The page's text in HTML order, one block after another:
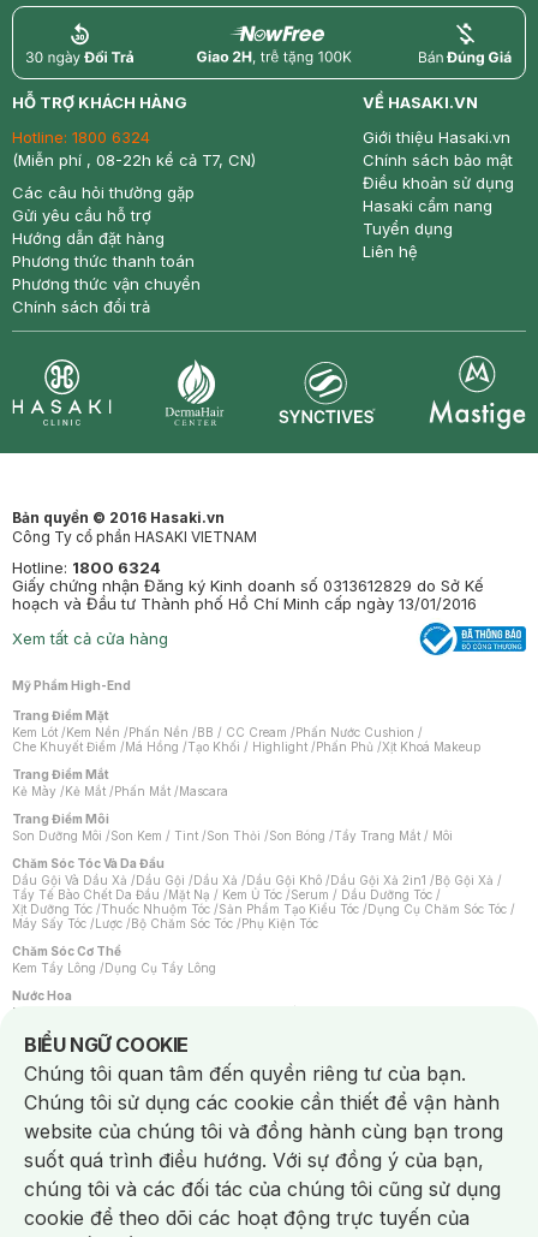
return nowfree price
HỖ TRỢ KHÁCH HÀNG
Hotline: 1800 6324
(Miễn phí , 08-22h kể cả T7, CN)
Các câu hỏi thường gặp
Gửi yêu cầu hỗ trợ
Hướng dẫn đặt hàng
Phương thức thanh toán
Phương thức vận chuyển
Chính sách đổi trả
VỀ HASAKI.VN
Giới thiệu Hasaki.vn
Chính sách bảo mật
Điều khoản sử dụng
Hasaki cẩm nang
Tuyển dụng
Liên hệ
Bản quyền © 2016 Hasaki.vn
Công Ty cổ phần HASAKI VIETNAM
Hotline: 1800 6324
Giấy chứng nhận Đăng ký Kinh doanh số 0313612829 do Sở Kế
hoạch và Đầu tư Thành phố Hồ Chí Minh cấp ngày 13/01/2016
Xem tất cả cửa hàng
Mỹ Phẩm High-End
Trang Điểm Mặt
Kem Lót /Kem Nền /Phấn Nền /BB / CC Cream /Phấn Nước Cushion /
Che Khuyết Điểm /Má Hồng /Tạo Khối / Highlight /Phấn Phủ /Xịt Khoá Makeup
Trang Điểm Mắt
Kẻ Mày /Kẻ Mắt /Phấn Mắt /Mascara
Trang Điểm Môi
Son Dưỡng Môi /Son Kem / Tint /Son Thỏi /Son Bóng /Tẩy Trang Mắt / Môi
Chăm Sóc Tóc Và Da Đầu
Dầu Gội Và Dầu Xả /Dầu Gội /Dầu Xả /Dầu Gội Khô /Dầu Gội Xả 2in1 /Bộ Gội Xả /
Tẩy Tế Bào Chết Da Đầu /Mặt Nạ / Kem Ủ Tóc /Serum / Dầu Dưỡng Tóc /
Xịt Dưỡng Tóc /Thuốc Nhuộm Tóc /Sản Phẩm Tạo Kiểu Tóc /Dụng Cụ Chăm Sóc Tóc /
Máy Sấy Tóc /Lược /Bộ Chăm Sóc Tóc /Phụ Kiện Tóc
Chăm Sóc Cơ Thể
Kem Tẩy Lông /Dụng Cụ Tẩy Lông
Nước Hoa
Nước Hoa Nữ
Chăm Sóc Cá Nhân
Chống Muỗi /Khẩu Trang /Máy Massage/Mặt Nạ Xông Hơi /Nước Rửa Tay/
Sản Phẩm Chăm Sóc Khác /Bàn Chải Đánh Răng /Bàn Chải Điện/
Hỗ Trợ Trắng Răng/Kem Đánh Răng /Máy Tăm Nước/ Nước Súc Miệng/
Tăm / Chỉ Nha Khoa/ Xịt Thơm Miệng / Dung Dịch Vệ Sinh/Dưỡng Vùng Kín/
Khăn Ướt Vệ Sinh Vùng Kín/Băng Vệ Sinh/Tampon/Bọt Cạo Râu /Dao Cạo Râu/
Máy Cạo Râu
Vấn Đề Về Da
Da Dầu / Lỗ Chân Lông To/ Da Khô / Mất Nước/ Da Lão Hóa/ Da Mụn/
Da Nhạy Cảm / Kích Ứng
Da Xỉn Màu Thâm / Nám / Tàn Nhang
Quầng Thâm & Bọng Mắt /Sẹo /Viêm Da Cơ Địa
BIỂU NGỮ COOKIE
Notice about cookies usage
Chúng tôi quan tâm đến quyền riêng tư của bạn.
Chúng tôi sử dụng các cookie cần thiết để vận hành
website của chúng tôi và đồng hành cùng bạn trong
suốt quá trình điều hướng. Với sự đồng ý của bạn,
chúng tôi và các đối tác của chúng tôi cũng sử dụng
cookie để theo dõi các hoạt động trực tuyến của